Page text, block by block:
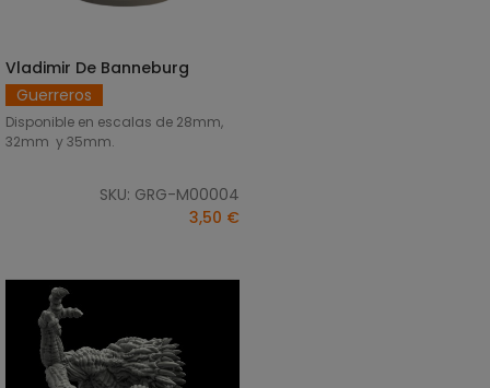
SELECCIONAR OPCIONES
Vladimir De Banneburg
Guerreros
Disponible en escalas de 28mm,
32mm y 35mm.
SKU: GRG-M00004
3,50 €